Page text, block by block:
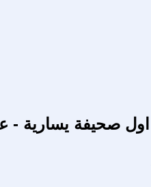
اول صحيفة يسارية -